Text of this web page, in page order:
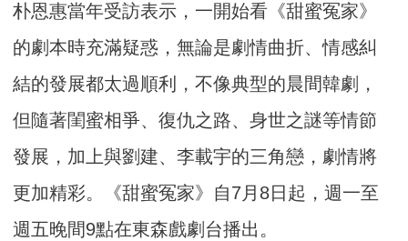
朴恩惠當年受訪表示，一開始看《甜蜜冤家》
的劇本時充滿疑惑，無論是劇情曲折、情感糾
結的發展都太過順利，不像典型的晨間韓劇，
但隨著閨蜜相爭、復仇之路、身世之謎等情節
發展，加上與劉建、李載宇的三角戀， 劇情將
更加精彩。《甜蜜冤家》自7月8日起，週一至
週五晚間9點在東森戲劇台播出。